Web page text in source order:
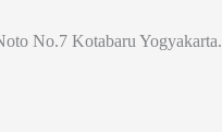
No.7 Kotabaru Yogyakarta.